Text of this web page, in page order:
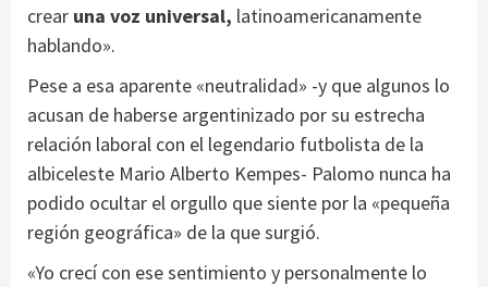
crear una voz universal, latinoamericanamente
hablando».
Pese a esa aparente «neutralidad» -y que algunos lo
acusan de haberse argentinizado por su estrecha
relación laboral con el legendario futbolista de la
albiceleste Mario Alberto Kempes- Palomo nunca ha
podido ocultar el orgullo que siente por la «pequeña
región geográfica» de la que surgió.
«Yo crecí con ese sentimiento y personalmente lo